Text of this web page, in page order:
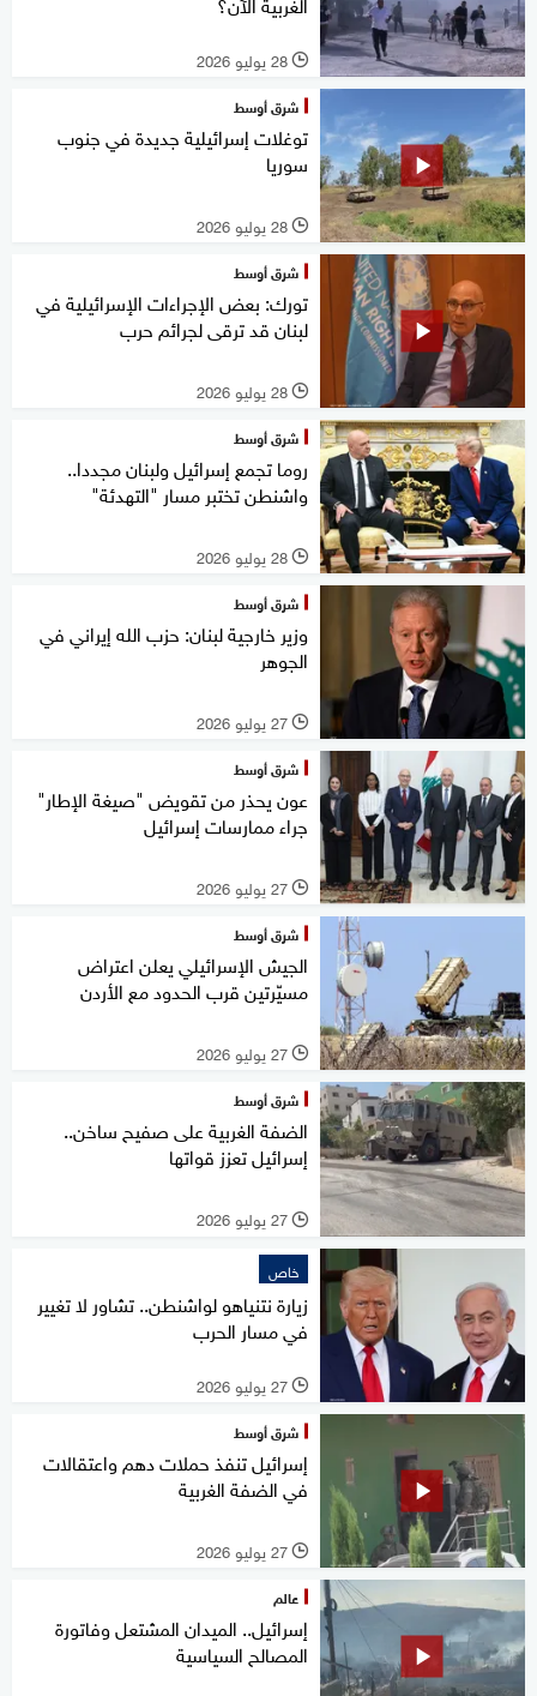
l 28 يوليو 2026
شرق أوسط
توغلات إسرائيلية جديدة في جنوب
سوريا
l 28 يوليو 2026
شرق أوسط
تورك: بعض الإجراءات الإسرائيلية في
لبنان قد ترقى لجرائم حرب
l 28 يوليو 2026
شرق أوسط
روما تجمع إسرائيل ولبنان مجددا..
واشنطن تختبر مسار "التهدئة"
l 28 يوليو 2026
شرق أوسط
وزير خارجية لبنان: حزب الله إيراني في
الجوهر
l 27 يوليو 2026
شرق أوسط
عون يحذر من تقويض "صيغة الإطار"
جراء ممارسات إسرائيل
l 27 يوليو 2026
شرق أوسط
الجيش الإسرائيلي يعلن اعتراض
مسيّرتين قرب الحدود مع الأردن
l 27 يوليو 2026
شرق أوسط
الضفة الغربية على صفيح ساخن..
إسرائيل تعزز قواتها
l 27 يوليو 2026
خاص
زيارة نتنياهو لواشنطن.. تشاور لا تغيير
في مسار الحرب
l 27 يوليو 2026
شرق أوسط
إسرائيل تنفذ حملات دهم واعتقالات
في الضفة الغربية
l 27 يوليو 2026
عالم
إسرائيل.. الميدان المشتعل وفاتورة
المصالح السياسية